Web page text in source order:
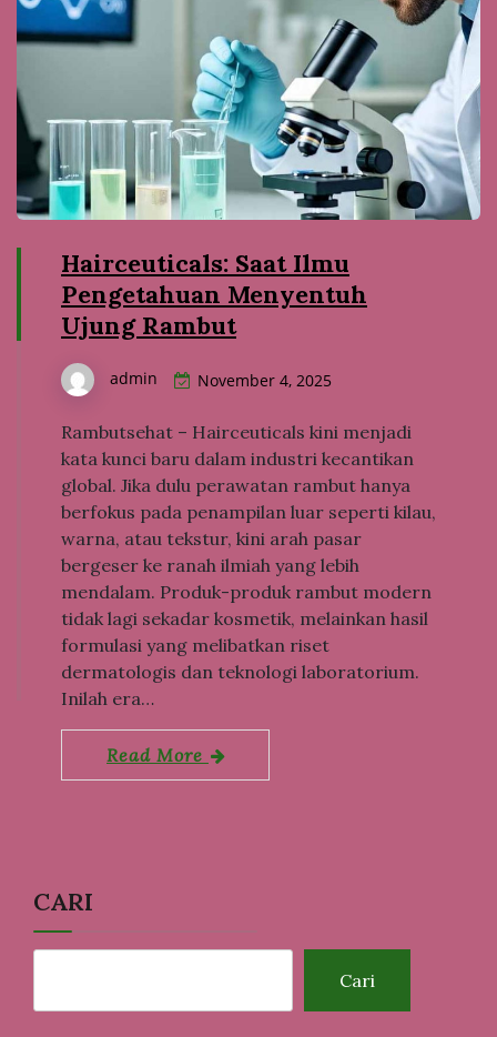
Hairceuticals: Saat Ilmu
Pengetahuan Menyentuh
Ujung Rambut
admin November 4, 2025
Rambutsehat – Hairceuticals kini menjadi
kata kunci baru dalam industri kecantikan
global. Jika dulu perawatan rambut hanya
berfokus pada penampilan luar seperti kilau,
warna, atau tekstur, kini arah pasar
bergeser ke ranah ilmiah yang lebih
mendalam. Produk-produk rambut modern
tidak lagi sekadar kosmetik, melainkan hasil
formulasi yang melibatkan riset
dermatologis dan teknologi laboratorium.
Inilah era…
Read More
CARI
Cari